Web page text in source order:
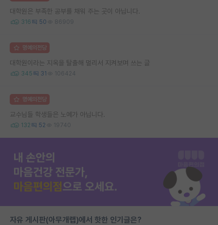
대학원은 부족한 공부를 채워 주는 곳이 아닙니다.
316 50 86909
명예의전당
대학원이라는 지옥을 탈출해 멀리서 지켜보며 쓰는 글
345 31 106424
명예의전당
교수님들 학생들은 노예가 아닙니다.
132 52 19740
자유 게시판(아무개랩)에서 핫한 인기글은?